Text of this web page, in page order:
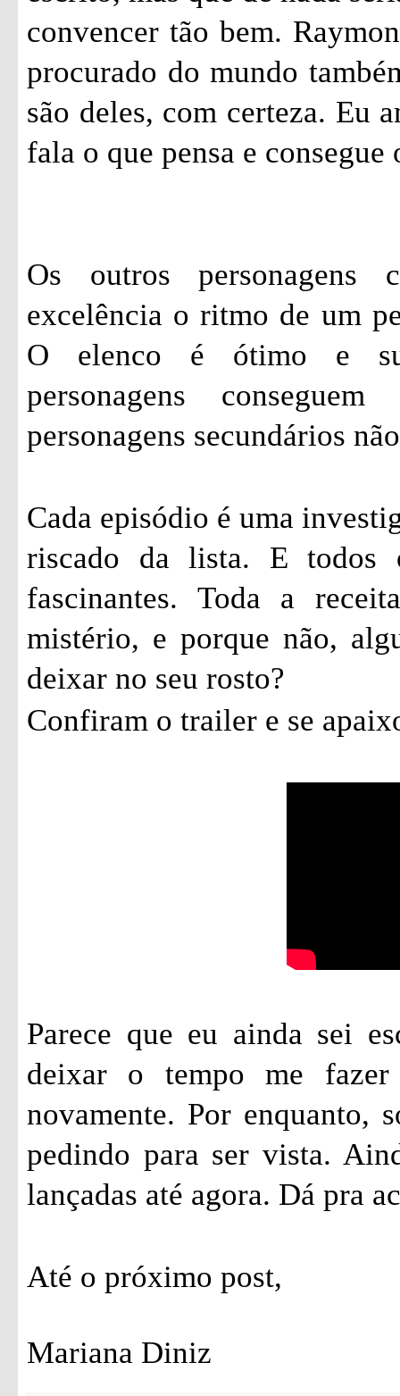
convencer tão bem.
procurado do mundo
são deles, com certeza. Eu
fala o que pensa e consegue
Os outros personagens
excelência o ritmo de um
O elenco é ótimo e
personagens
personagens secundários
Cada episódio é uma
riscado da lista. E todos
fascinantes. Toda a
mistério, e porque não,
deixar no seu rosto?
Confiram o trailer e se
Parece que eu ainda sei
deixar o tempo me fazer
novamente. Por enquanto,
pedindo para ser vista.
lançadas até agora. Dá pra
Até o próximo post,
Mariana Diniz